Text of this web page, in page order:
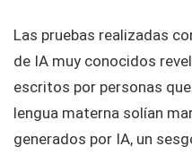
Las pruebas realizadas
de IA muy conocidos
escritos por personas
lengua materna solían
generados por IA, un